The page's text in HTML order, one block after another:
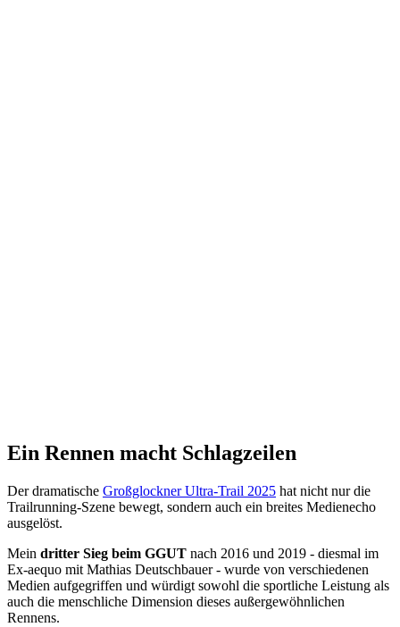
Ein Rennen macht Schlagzeilen
Der dramatische Großglockner Ultra-Trail 2025 hat nicht nur die
Trailrunning-Szene bewegt, sondern auch ein breites Medienecho
ausgelöst.
Mein dritter Sieg beim GGUT nach 2016 und 2019 - diesmal im
Ex-aequo mit Mathias Deutschbauer - wurde von verschiedenen
Medien aufgegriffen und würdigt sowohl die sportliche Leistung als
auch die menschliche Dimension dieses außergewöhnlichen
Rennens.